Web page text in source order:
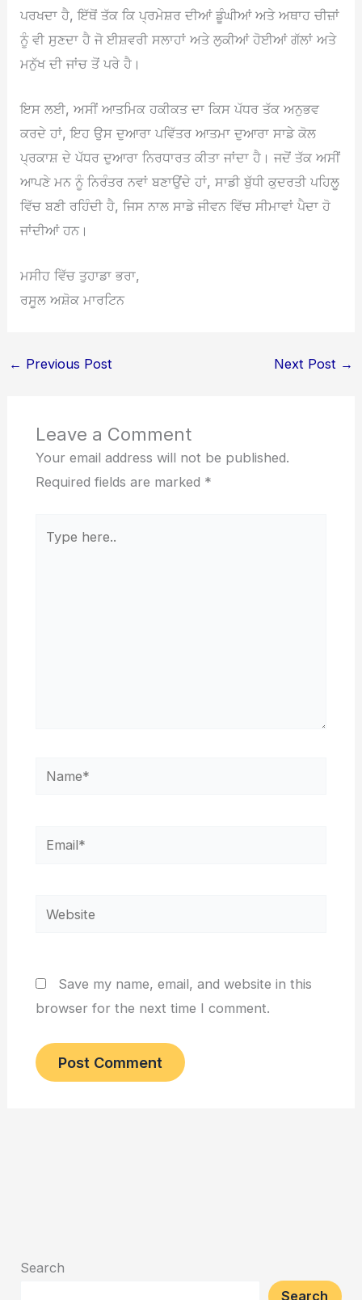
ਪਰਖਦਾ ਹੈ, ਇੱਥੋਂ ਤੱਕ ਕਿ ਪ੍ਰਮੇਸ਼ਰ ਦੀਆਂ ਡੂੰਘੀਆਂ ਅਤੇ ਅਥਾਹ ਚੀਜ਼ਾਂ
ਨੂੰ ਵੀ ਸੁਣਦਾ ਹੈ ਜੋ ਈਸ਼ਵਰੀ ਸਲਾਹਾਂ ਅਤੇ ਲੁਕੀਆਂ ਹੋਈਆਂ ਗੱਲਾਂ ਅਤੇ
ਮਨੁੱਖ ਦੀ ਜਾਂਚ ਤੋਂ ਪਰੇ ਹੈ।
ਇਸ ਲਈ, ਅਸੀਂ ਆਤਮਿਕ ਹਕੀਕਤ ਦਾ ਕਿਸ ਪੱਧਰ ਤੱਕ ਅਨੁਭਵ
ਕਰਦੇ ਹਾਂ, ਇਹ ਉਸ ਦੁਆਰਾ ਪਵਿੱਤਰ ਆਤਮਾ ਦੁਆਰਾ ਸਾਡੇ ਕੋਲ
ਪ੍ਰਕਾਸ਼ ਦੇ ਪੱਧਰ ਦੁਆਰਾ ਨਿਰਧਾਰਤ ਕੀਤਾ ਜਾਂਦਾ ਹੈ। ਜਦੋਂ ਤੱਕ ਅਸੀਂ
ਆਪਣੇ ਮਨ ਨੂੰ ਨਿਰੰਤਰ ਨਵਾਂ ਬਣਾਉਂਦੇ ਹਾਂ, ਸਾਡੀ ਬੁੱਧੀ ਕੁਦਰਤੀ ਪਹਿਲੂ
ਵਿੱਚ ਬਣੀ ਰਹਿੰਦੀ ਹੈ, ਜਿਸ ਨਾਲ ਸਾਡੇ ਜੀਵਨ ਵਿੱਚ ਸੀਮਾਵਾਂ ਪੈਦਾ ਹੋ
ਜਾਂਦੀਆਂ ਹਨ।
ਮਸੀਹ ਵਿੱਚ ਤੁਹਾਡਾ ਭਰਾ,
ਰਸੂਲ ਅਸ਼ੋਕ ਮਾਰਟਿਨ
← Previous Post Next Post →
Leave a Comment
Your email address will not be published.
Required fields are marked *
here..
Name*
Email*
Website
Save my name, email, and website in this
browser for the next time I comment.
Search
Search